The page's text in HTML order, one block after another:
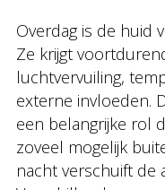
Overdag is de huid
Ze krijgt
luchtvervuiling,
externe invloeden.
een belangrijke rol
zoveel mogelijk
nacht verschuift de